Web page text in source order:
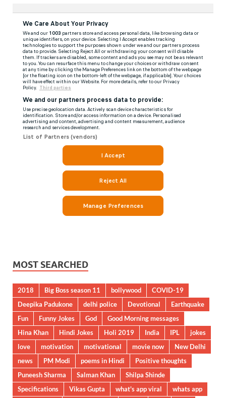
MOST SEARCHED
2018 Big Boss season 11 bollywood
COVID-19
Deepika Padukone
delhi police Devotional
Earthquake
Fun
Funny Jokes God
Good Morning messages
Hina Khan
Hindi Jokes Holi 2019 India IPL
jokes
love
motivation motivational movie now
New Delhi
news
PM Modi poems in Hindi
Positive thoughts
Puneesh Sharma
Salman Khan
Shilpa Shinde
Specifications
Vikas Gupta what's app viral
whats app